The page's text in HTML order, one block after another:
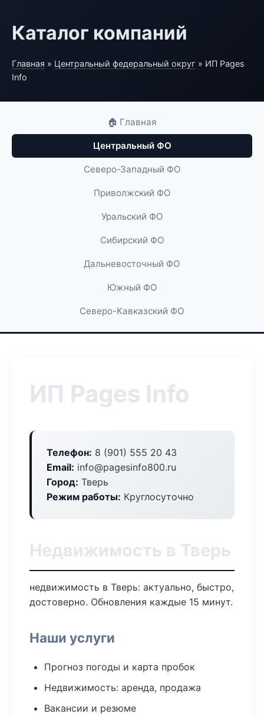
Каталог компаний
Главная » Центральный федеральный округ » ИП Pages
Info
🏠 Главная
Центральный ФО
Северо-Западный ФО
Приволжский ФО
Уральский ФО
Сибирский ФО
Дальневосточный ФО
Южный ФО
Северо-Кавказский ФО
ИП Pages Info
Телефон: 8 (901) 555 20 43
Email: info@pagesinfo800.ru
Город: Тверь
Режим работы: Круглосуточно
Недвижимость в Тверь
недвижимость в Тверь: актуально, быстро,
достоверно. Обновления каждые 15 минут.
Наши услуги
Прогноз погоды и карта пробок
Недвижимость: аренда, продажа
Вакансии и резюме